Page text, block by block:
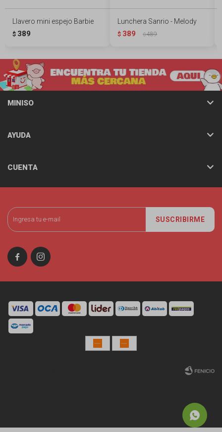
Llavero mini espejo Barbie
$ 389
Lunchera Sanrio - Melody
$ 389 $489
SUSCRIBIRME
 
MINISO
AYUDA
CUENTA